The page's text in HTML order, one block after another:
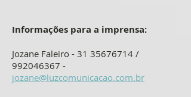
Informações para a imprensa:
Jozane Faleiro - 31 35676714 /
992046367 -
jozane@luzcomunicacao.com.br